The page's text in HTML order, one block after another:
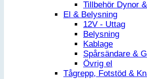
Tillbehör Dynor
El & Belysning
12V - Uttag
Belysning
Kablage
Spårsändare &
Övrig el
Tågrepp, Fotstöd &